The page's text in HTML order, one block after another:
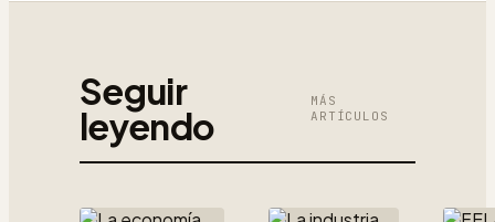
Seguir
leyendo
MÁS
ARTÍCULOS